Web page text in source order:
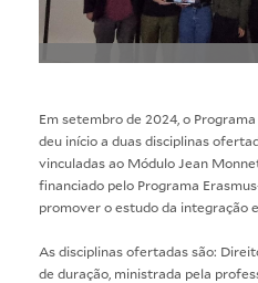
Em setembro de 2024, o
deu início a duas disciplinas
vinculadas ao Módulo Jean
financiado pelo Programa
promover o estudo da integração
As disciplinas ofertadas são:
de duração, ministrada pela